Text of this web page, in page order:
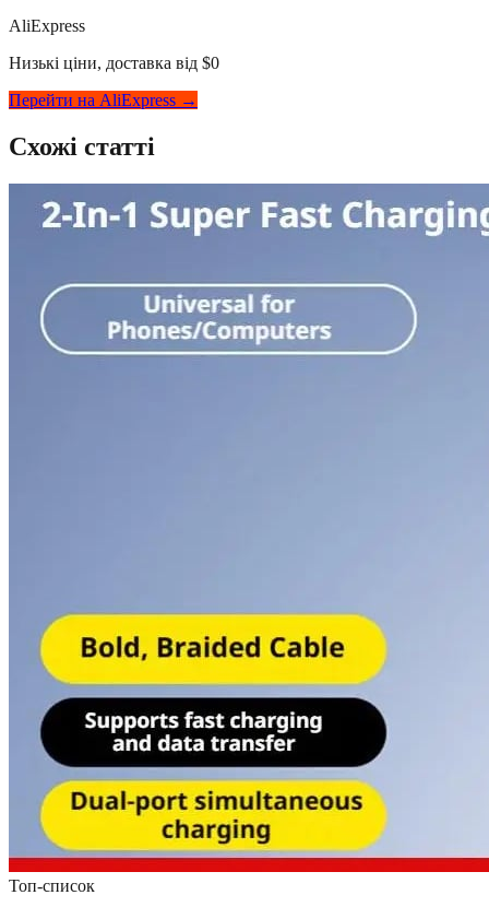
AliExpress
Низькі ціни, доставка від $0
Перейти на AliExpress →
Схожі статті
Топ-список